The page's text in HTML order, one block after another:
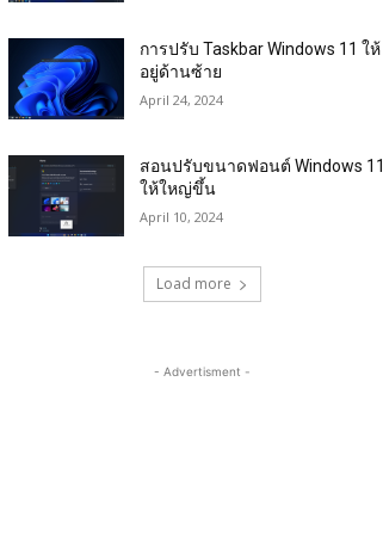
การปรับ Taskbar Windows 11 ให้
อยู่ด้านซ้าย
April 24, 2024
สอนปรับขนาดฟอนต์ Windows 11
ให้ใหญ่ขึ้น
April 10, 2024
Load more
- Advertisment -